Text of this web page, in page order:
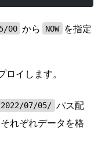
00 から NOW
を指定
イします。
07/05/ パス配
れぞれデータを格